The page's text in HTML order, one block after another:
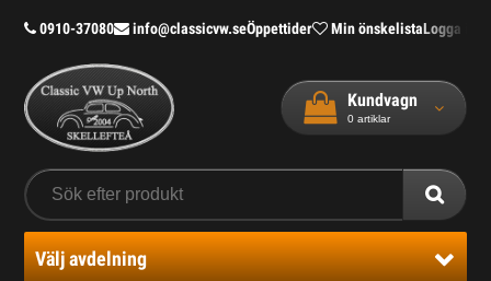
0910-37080 info@classicvw.seÖppettider Min önskelistaLogga in
Kundvagn
0 artiklar
Välj avdelning